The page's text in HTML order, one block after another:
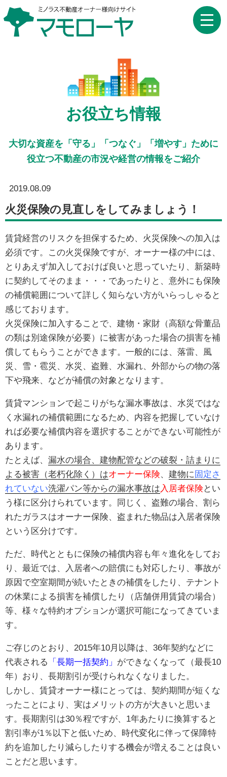
toggle
お役立ち情報
大切な資産を「守る」「つなぐ」「増やす」ために
役立つ不動産の市況や経営の情報をご紹介
2019.08.09
火災保険の見直しをしてみましょう！
賃貸経営のリスクを担保するため、火災保険への加入は
必須です。この火災保険ですが、オーナー様の中には、
とりあえず加入しておけば良いと思っていたり、新築時
に契約してそのまま・・・であったりと、意外にも保険
の補償範囲について詳しく知らない方がいらっしゃると
感じております。
火災保険に加入することで、建物・家財（高額な骨董品
の類は別途保険が必要）に被害があった場合の損害を補
償してもらうことができます。一般的には、落雷、風
災、雪・雹災、水災、盗難、水漏れ、外部からの物の落
下や飛来、などが補償の対象となります。
賃貸マンションで起こりがちな漏水事故は、水災ではな
く水漏れの補償範囲になるため、内容を把握していなけ
れば必要な補償内容を選択することができない可能性が
あります。
たとえば、 漏水の場合、建物配管などの破裂・詰まりに
よる被害（老朽化除く）はオーナー保険、 建物に固定さ
れていない洗濯パン等からの漏水事故は入居者保険とい
う様に区分けられています。同じく、盗難の場合、割ら
れたガラスはオーナー保険、盗まれた物品は入居者保険
という区分けです。
ただ、時代とともに保険の補償内容も年々進化をしてお
り、最近では、入居者への賠償にも対応したり、事故が
原因で空室期間が続いたときの補償をしたり、テナント
の休業による損害を補償したり（店舗併用賃貸の場合）
等、様々な特約オプションが選択可能になってきていま
す。
ご存じのとおり、2015年10月以降は、36年契約などに
代表される
「長期一括契約」 ができなくなって（最長10
年）おり、長期割引が受けられなくなりました。
しかし、賃貸オーナー様にとっては、契約期間が短くな
ったことにより、実はメリットの方が大きいと思いま
す。長期割引は30％程ですが、1年あたりに換算すると
割引率が1％以下と低いため、時代変化に伴って保障特
約を追加したり減らしたりする機会が増えることは良い
ことだと思います。